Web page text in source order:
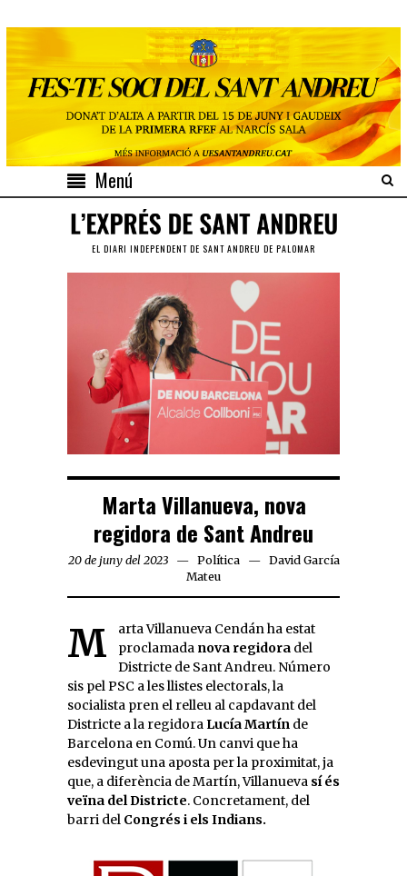
Menú
EL DIARI INDEPENDENT DE SANT ANDREU DE PALOMAR
Marta Villanueva, nova
regidora de Sant Andreu
20 de juny del 2023 Política
David García
Mateu
Marta Villanueva Cendán ha estat proclamada nova regidora del
Districte de Sant Andreu. Número
sis pel PSC a les llistes electorals, la
socialista pren el relleu al capdavant del
Districte a la regidora Lucía Martín de
Barcelona en Comú. Un canvi que ha
esdevingut una aposta per la proximitat, ja
que, a diferència de Martín, Villanueva sí és
veïna del Districte. Concretament, del
barri del Congrés i els Indians.